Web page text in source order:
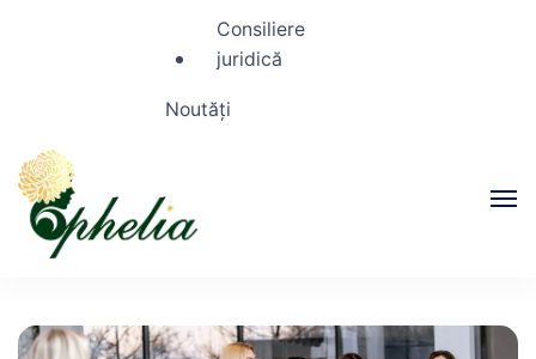
Consiliere
juridică
Noutăți